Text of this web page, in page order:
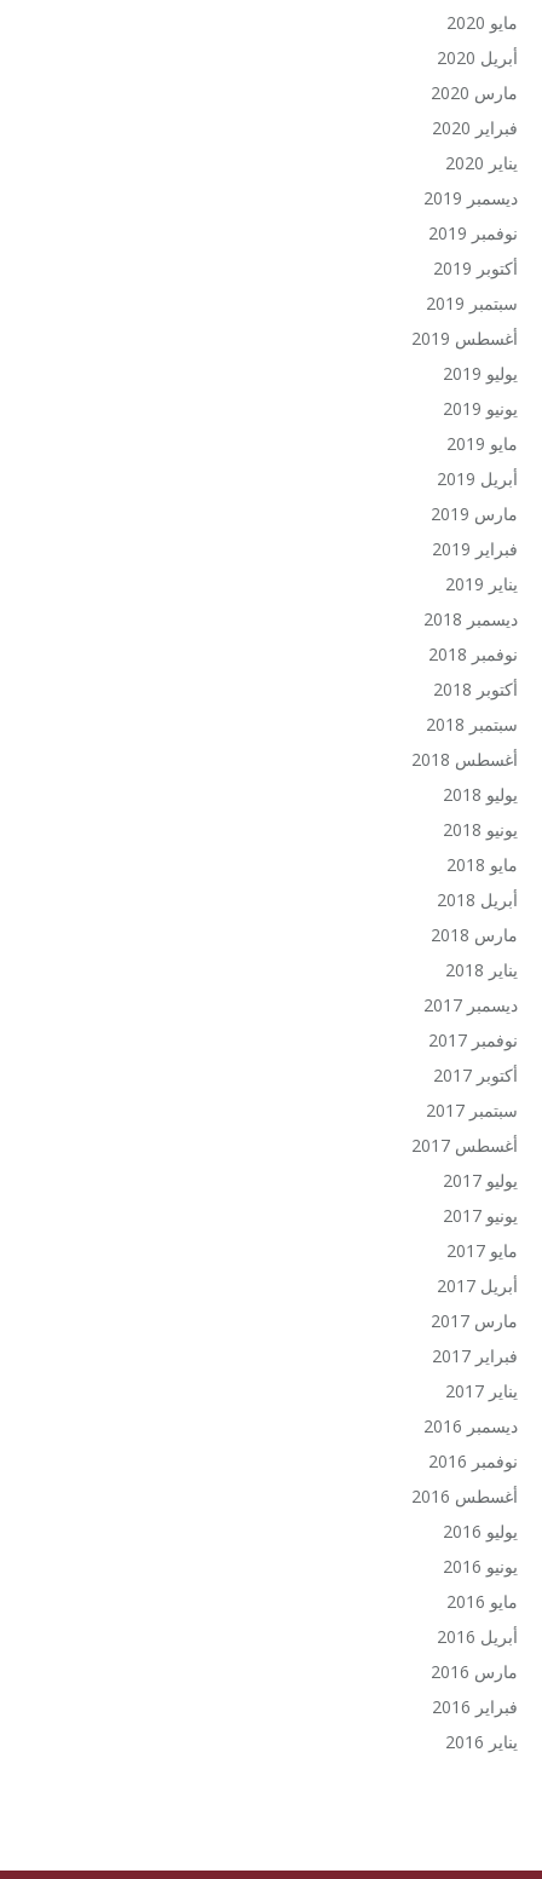
مايو 2020
أبريل 2020
مارس 2020
فبراير 2020
يناير 2020
ديسمبر 2019
نوفمبر 2019
أكتوبر 2019
سبتمبر 2019
أغسطس 2019
يوليو 2019
يونيو 2019
مايو 2019
أبريل 2019
مارس 2019
فبراير 2019
يناير 2019
ديسمبر 2018
نوفمبر 2018
أكتوبر 2018
سبتمبر 2018
أغسطس 2018
يوليو 2018
يونيو 2018
مايو 2018
أبريل 2018
مارس 2018
يناير 2018
ديسمبر 2017
نوفمبر 2017
أكتوبر 2017
سبتمبر 2017
أغسطس 2017
يوليو 2017
يونيو 2017
مايو 2017
أبريل 2017
مارس 2017
فبراير 2017
يناير 2017
ديسمبر 2016
نوفمبر 2016
أغسطس 2016
يوليو 2016
يونيو 2016
مايو 2016
أبريل 2016
مارس 2016
فبراير 2016
يناير 2016